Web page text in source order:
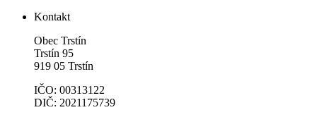
Kontakt
Obec Trstín
Trstín 95
919 05 Trstín
IČO: 00313122
DIČ: 2021175739